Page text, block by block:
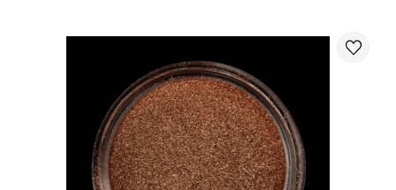
При отправке заказа заграницу через
перевозчика, интернет магазин не несет
ответственности за сохранность и целостность